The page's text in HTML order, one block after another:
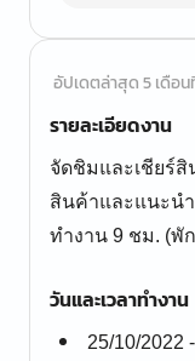
อัปเดตล่าสุด 5 เดือ
รายละเอียดงาน
จัดชิมและเชียร์สิ
สินค้าและแนะน
ทำงาน 9 ชม. (พั
วันและเวลาทำงาน
25/10/2022